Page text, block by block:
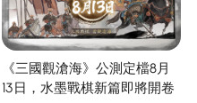
《三國觀滄海》公測定檔8月
13日，水墨戰棋新篇即將開卷